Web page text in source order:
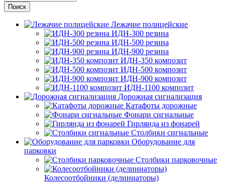
Лежачие полицейские
ИДН-300 резина
ИДН-500 резина
ИДН-900 резина
ИДН-350 композит
ИДН-500 композит
ИДН-900 композит
ИДН-1100 композит
Дорожная сигнализация
Катафоты дорожные
Фонари сигнальные
Гирлянда из фонарей
Столбики сигнальные
Оборудование для
парковки
Столбики парковочные
Колесоотбойники (делиниаторы)